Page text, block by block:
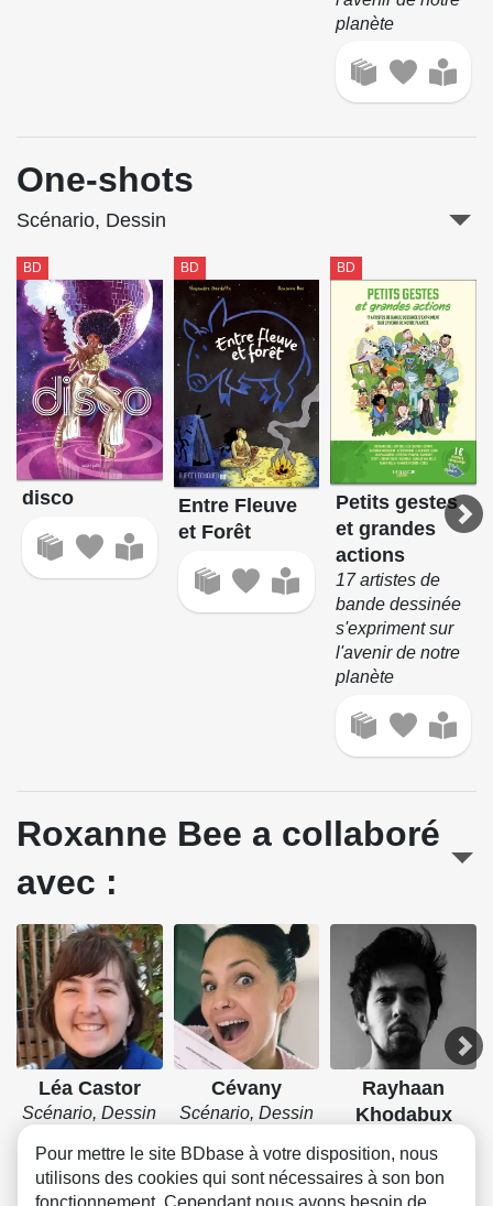
planète
One-shots
Scénario, Dessin
BD
disco
BD
Entre Fleuve
et Forêt
BD
Petits gestes
et grandes
actions
17 artistes de
bande dessinée
s'expriment sur
l'avenir de notre
planète
Roxanne Bee a collaboré
avec :
Léa Castor
Scénario, Dessin
Cévany
Scénario, Dessin
Rayhaan
Khodabux
Pour mettre le site BDbase à votre disposition, nous
utilisons des cookies qui sont nécessaires à son bon
fonctionnement. Cependant nous avons besoin de